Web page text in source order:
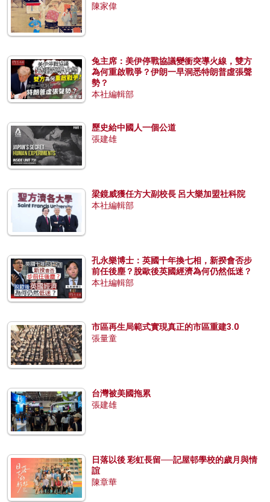
陳家偉
兔主席：美伊停戰協議變衝突導火線，雙方
為何重啟戰爭？伊朗一早洞悉特朗普虛張聲
勢？
本社編輯部
歷史給中國人一個公道
張建雄
梁鏡威獲任方大副校長 呂大樂加盟社科院
本社編輯部
孔永樂博士：英國十年換七相，新揆會否步
前任後塵？脫歐後英國經濟為何仍然低迷？
本社編輯部
市區再生局範式實現真正的市區重建3.0
張量童
台灣被美國拖累
張建雄
日落以後 彩虹長留──記屋邨學校的歲月與情
誼
陳章華